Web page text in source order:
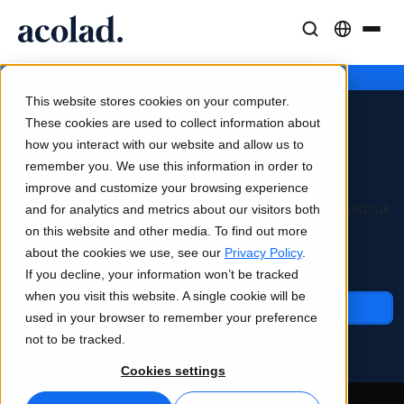
This website stores cookies on your computer.
These cookies are used to collect information about
how you interact with our website and allow us to
remember you. We use this information in order to
improve and customize your browsing experience
and for analytics and metrics about our visitors both
on this website and other media. To find out more
about the cookies we use, see our Privacy Policy.
If you decline, your information won’t be tracked
when you visit this website. A single cookie will be
used in your browser to remember your preference
not to be tracked.
Cookies settings
Vertaling
AI-snelheid, menselijke precisie
Tolken
Naadloze communicatie, overal
Media en Entertainment
Breng verhalen naar elk scherm
Consulting & Outsourcing
Lia Translate
Directe, merkconsistente vertalingen
Lia Live
Tolken in een nieuw jasje
Vertaal-API's en -connectors
Eenvoudige workflow-integratie
AI-tolktechnologie
Succesverhalen
Echte resultaten van onze klanten
Blogartikelen
Expertinzichten over wereldwijde content
Ebooks
Uitgebreide gidsen en strategieën
Webinars op aanvraag
Over Acolad
Duurzaamheid
Partners
Nieuws
Automobielsector
Uitgebreide content- en taaloplossingen met de nadruk
op precisie, time-to-market en kwaliteit.
Neem contact met ons op